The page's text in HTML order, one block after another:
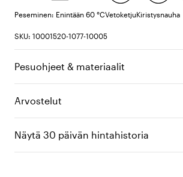
Peseminen: Enintään 60 °CVetoketjuKiristysnauha
SKU: 10001520-1077-10005
Pesuohjeet & materiaalit
Arvostelut
Näytä 30 päivän hintahistoria